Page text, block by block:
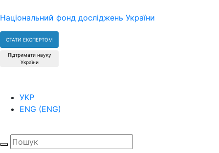
Національний фонд досліджень України
СТАТИ ЕКСПЕРТОМ
Підтримати науку
України
УКР
ENG (ENG)